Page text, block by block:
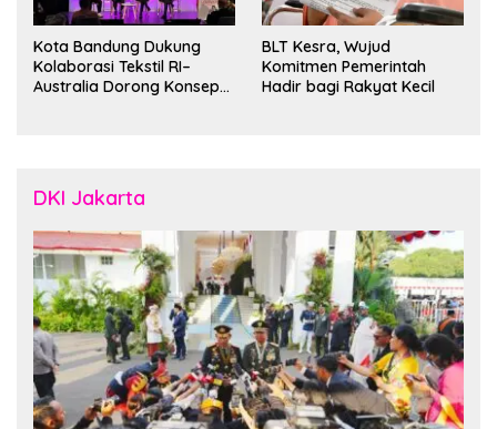
Kota Bandung Dukung
Kolaborasi Tekstil RI–
Australia Dorong Konsep
BLT Kesra, Wujud
Komitmen Pemerintah
Hadir bagi Rakyat Kecil
DKI Jakarta